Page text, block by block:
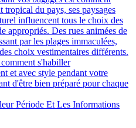
du pays, ses paysages
influencent tous le choix des
appropriés. Des rues animées de
par les plages immaculées,
choix vestimentaires différents.
s'habiller
et avec style pendant votre
d'être bien préparé pour chaque